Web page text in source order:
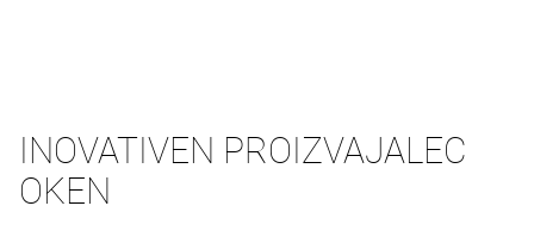
INOVATIVEN PROIZVAJALEC
OKEN